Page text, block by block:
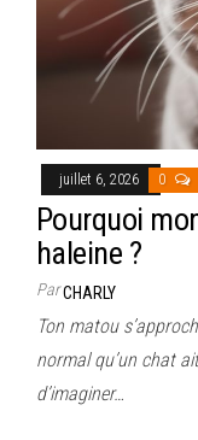
juillet 6, 2026 0
Pourquoi
haleine ?
ParCHARLY
Ton matou
normal qu’un chat
d’imaginer…